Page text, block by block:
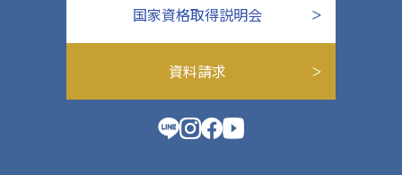
国家資格取得説明会
資料請求